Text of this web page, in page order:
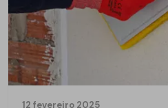
12 fevereiro 2025